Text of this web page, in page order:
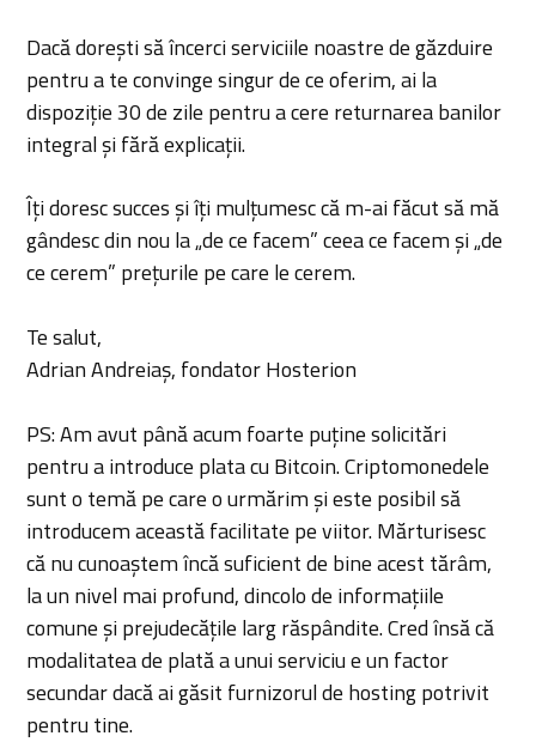
Dacă dorești să încerci serviciile noastre de găzduire
pentru a te convinge singur de ce oferim, ai la
dispoziție 30 de zile pentru a cere returnarea banilor
integral și fără explicații.
Îți doresc succes și îți mulțumesc că m-ai făcut să mă
gândesc din nou la „de ce facem” ceea ce facem și „de
ce cerem” prețurile pe care le cerem.
Te salut,
Adrian Andreiaș, fondator Hosterion
PS: Am avut până acum foarte puține solicitări
pentru a introduce plata cu Bitcoin. Criptomonedele
sunt o temă pe care o urmărim și este posibil să
introducem această facilitate pe viitor. Mărturisesc
că nu cunoaștem încă suficient de bine acest tărâm,
la un nivel mai profund, dincolo de informațiile
comune și prejudecățile larg răspândite. Cred însă că
modalitatea de plată a unui serviciu e un factor
secundar dacă ai găsit furnizorul de hosting potrivit
pentru tine.